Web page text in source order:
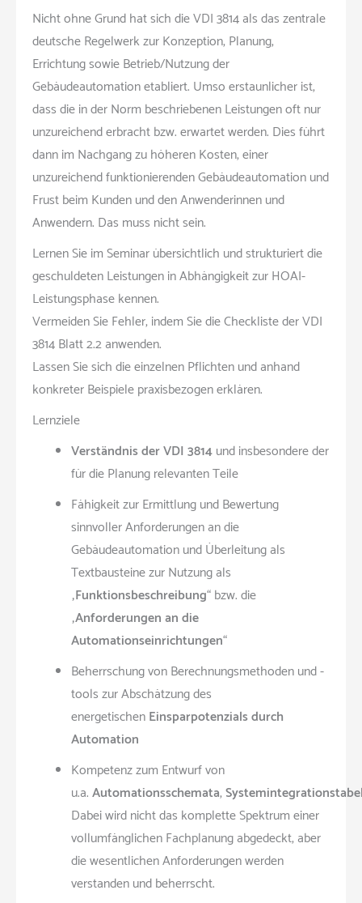
Nicht ohne Grund hat sich die VDI 3814 als das zentrale
deutsche Regelwerk zur Konzeption, Planung,
Errichtung sowie Betrieb/Nutzung der
Gebäudeautomation etabliert. Umso erstaunlicher ist,
dass die in der Norm beschriebenen Leistungen oft nur
unzureichend erbracht bzw. erwartet werden. Dies führt
dann im Nachgang zu höheren Kosten, einer
unzureichend funktionierenden Gebäudeautomation und
Frust beim Kunden und den Anwenderinnen und
Anwendern. Das muss nicht sein.
Lernen Sie im Seminar übersichtlich und strukturiert die
geschuldeten Leistungen in Abhängigkeit zur HOAI-
Leistungsphase kennen.
Vermeiden Sie Fehler, indem Sie die Checkliste der VDI
3814 Blatt 2.2 anwenden.
Lassen Sie sich die einzelnen Pflichten und anhand
konkreter Beispiele praxisbezogen erklären.
Lernziele
Verständnis der VDI 3814und insbesondere der
für die Planung relevanten Teile
Fähigkeit zur Ermittlung und Bewertung
sinnvoller Anforderungen an die
Gebäudeautomation und Überleitung als
Textbausteine zur Nutzung als
„Funktionsbeschreibung“ bzw. die
„Anforderungen an die
Automationseinrichtungen“
Beherrschung von Berechnungsmethoden und -
tools zur Abschätzung des
energetischenEinsparpotenzials durch
Automation
Kompetenz zum Entwurf von
u.a.Automationsschemata,
Dabei wird nicht das komplette Spektrum einer
vollumfänglichen Fachplanung abgedeckt, aber
die wesentlichen Anforderungen werden
verstanden und beherrscht.